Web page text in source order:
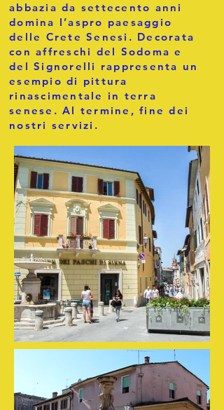
abbazia da settecento anni
domina l’aspro paesaggio
delle Crete Senesi. Decorata
con affreschi del Sodoma e
del Signorelli rappresenta un
esempio di pittura
rinascimentale in terra
senese. Al termine, fine dei
nostri servizi.